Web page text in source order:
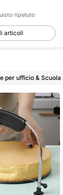
ripetuto
articoli
per ufficio & Scuola